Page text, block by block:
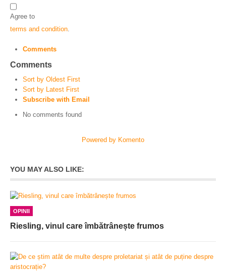
Agree to
terms and condition
Comments
Comments
Sort by Oldest First
Sort by Latest First
Subscribe with Email
No comments found
Powered by Komento
YOU MAY ALSO LIKE:
OPINII
Riesling, vinul care îmbătrânește frumos